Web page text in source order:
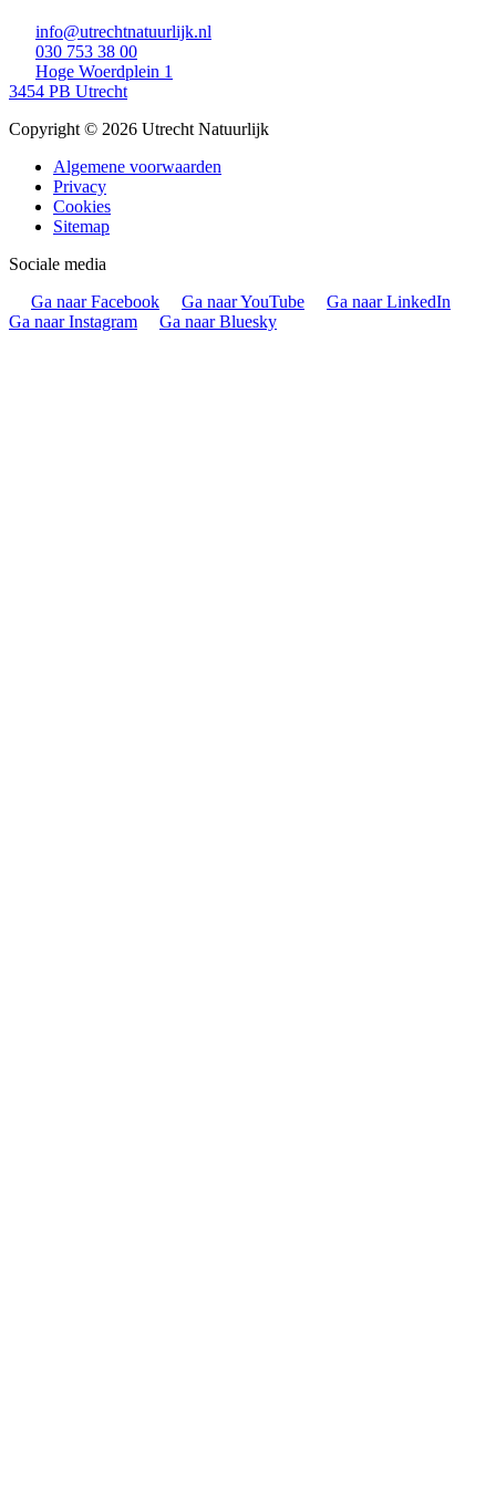
info@utrechtnatuurlijk.nl
030 753 38 00
Hoge Woerdplein 1
3454 PB Utrecht
Copyright © 2026 Utrecht Natuurlijk
Algemene voorwaarden
Privacy
Cookies
Sitemap
Sociale media
Ga naar Facebook
Ga naar YouTube
Ga naar LinkedIn
Ga naar Instagram
Ga naar Bluesky